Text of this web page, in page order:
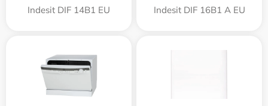
Indesit DIF 14B1 EU Indesit DIF 16B1 A EU